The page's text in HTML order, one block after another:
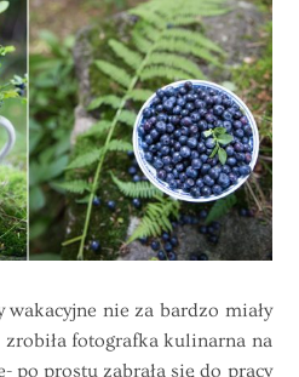
nie za bardzo miały
zrobiła fotografka kulinarna na
po prostu zabrała się do pracy